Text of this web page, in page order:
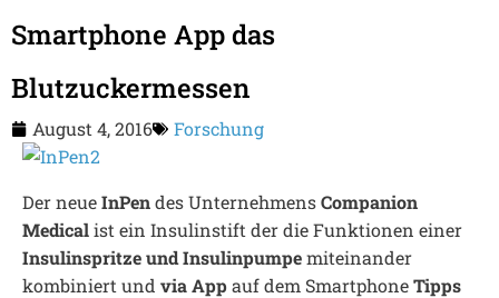
Smartphone App das
Blutzuckermessen
August 4, 2016 Forschung
Der neueInPendes UnternehmensCompanion
Medicalist ein Insulinstift der die Funktionen einer
Insulinspritze und Insulinpumpemiteinander
kombiniert und via Appauf dem SmartphoneTipps